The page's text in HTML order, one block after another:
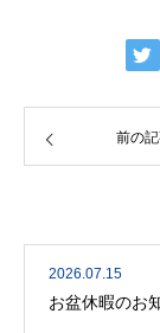
前の
2026.07.15
お盆休暇のお